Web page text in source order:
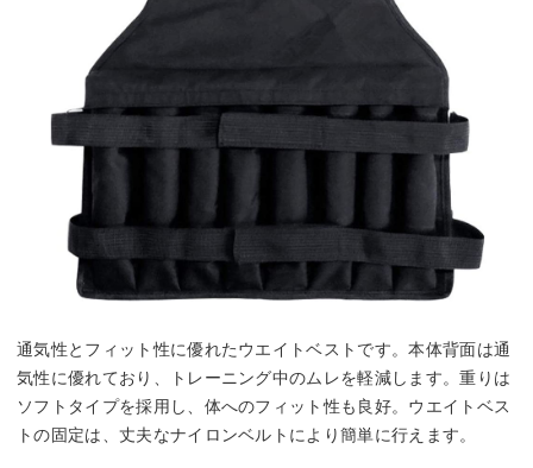
通気性とフィット性に優れたウエイトベストです。本体背面は通
気性に優れており、トレーニング中のムレを軽減します。重りは
ソフトタイプを採用し、体へのフィット性も良好。ウエイトベス
トの固定は、丈夫なナイロンベルトにより簡単に行えます。